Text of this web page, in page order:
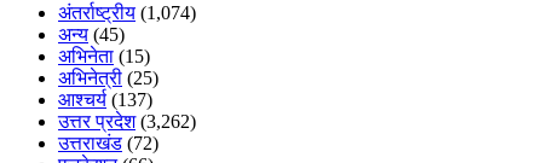
अंतर्राष्ट्रीय (1,074)
अन्य (45)
अभिनेता (15)
अभिनेत्री (25)
आश्चर्य (137)
उत्तर प्रदेश(3,262)
उत्तराखंड (72)